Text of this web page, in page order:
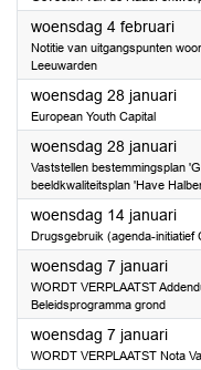
woensdag 4 februari2026
Notitie van uitgangspunten
Leeuwarden
woensdag 28 januari2026
European Youth Capital
woensdag 28 januari2026
Vaststellen bestemmingsplan
beeldkwaliteitsplan 'Have
woensdag 14 januari2026
Drugsgebruik (agenda-initiatief
woensdag 7 januari2026
WORDT VERPLAATST
Beleidsprogramma grond
woensdag 7 januari2026
WORDT VERPLAATST Nota